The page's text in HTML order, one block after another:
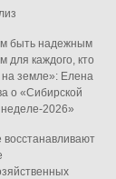
быть надежным
для каждого, кто
на земле»: Елена
о «Сибирской
2026»
восстанавливают